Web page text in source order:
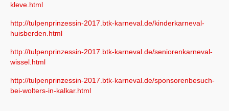
kleve.html
http://tulpenprinzessin-2017.btk-karneval.de/kinderkarneval-
huisberden.html
http://tulpenprinzessin-2017.btk-karneval.de/seniorenkarneval-
wissel.html
http://tulpenprinzessin-2017.btk-karneval.de/sponsorenbesuch-
bei-wolters-in-kalkar.html